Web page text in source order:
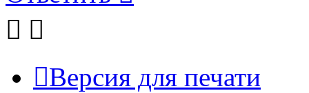
Версия для печати